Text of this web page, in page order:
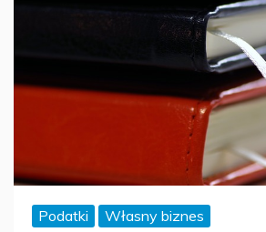
Podatki Własny biznes